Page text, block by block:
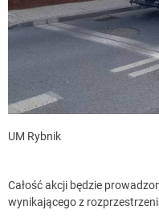
UM Rybnik
Całość akcji będzie
wynikającego z